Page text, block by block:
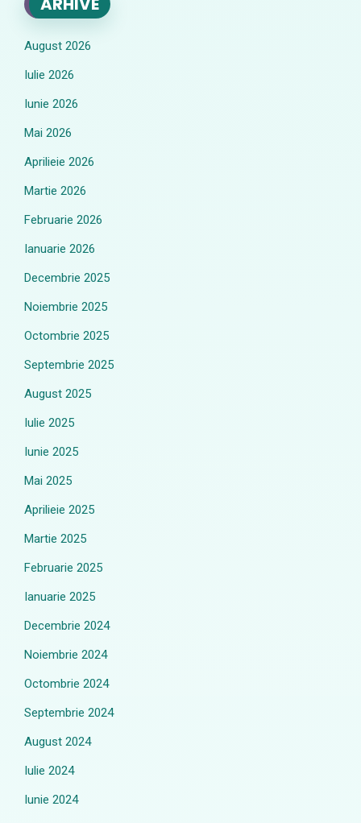
August 2026
Iulie 2026
Iunie 2026
Mai 2026
Aprilieie 2026
Martie 2026
Februarie 2026
Ianuarie 2026
Decembrie 2025
Noiembrie 2025
Octombrie 2025
Septembrie 2025
August 2025
Iulie 2025
Iunie 2025
Mai 2025
Aprilieie 2025
Martie 2025
Februarie 2025
Ianuarie 2025
Decembrie 2024
Noiembrie 2024
Octombrie 2024
Septembrie 2024
August 2024
Iulie 2024
Iunie 2024